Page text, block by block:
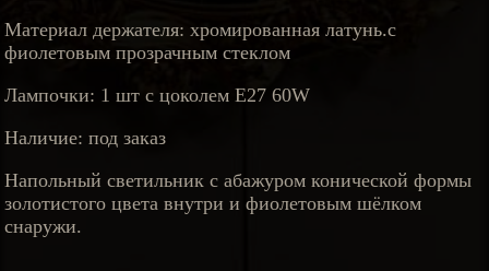
Материал держателя: хромированная латунь.с
фиолетовым прозрачным стеклом
Лампочки: 1 шт с цоколем Е27 60W
Наличие: под заказ
Напольный светильник с абажуром конической формы
золотистого цвета внутри и фиолетовым шёлком
снаружи.